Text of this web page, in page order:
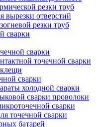
резки труб
отверстий
резки труб
сварки
сварки
точечной сварки
сварки
холодной сварки
сварки проволоки
сварки
точечной сварки
батарей